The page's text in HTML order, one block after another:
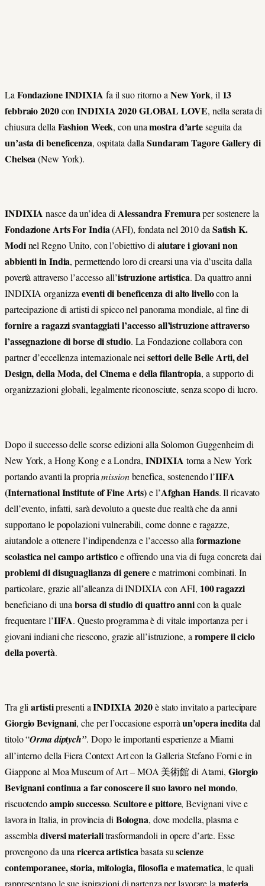
La Fondazione INDIXIA fa il suo ritorno a New York, il 13
febbraio 2020con INDIXIA 2020GLOBAL LOVE, nella serata di
chiusura della Fashion Week, con unamostra d’arteseguita da
un’asta di beneficenza, ospitata dallaSundaram Tagore Gallery di
Chelsea(New York).
INDIXIA nasce da un’idea diAlessandra Fremuraper sostenere la
Fondazione Arts For India(AFI), fondata nel 2010 daSatish K.
Modinel Regno Unito, con l’obiettivo diaiutare i giovani non
abbienti in India, permettendo loro di crearsi una via d’uscita dalla
povertà attraverso l’accesso all’istruzione artistica. Da quattro anni
INDIXIA organizzaeventi di beneficenza di alto livellocon la
partecipazione di artisti di spicco nel panorama mondiale, al fine di
fornire a ragazzi svantaggiati l’accesso all’istruzione attraverso
l’assegnazione di borse di studio. La Fondazione collabora con
partner d’eccellenza internazionale neisettori delle Belle Arti, del
Design, della Moda, del Cinema e della filantropia, a supporto di
organizzazioni globali, legalmente riconosciute, senza scopo di lucro.
Dopo il successo delle scorse edizioni alla Solomon Guggenheim di
New York, a Hong Kong e a Londra, INDIXIA torna a New York
portando avanti la propriamissionbenefica, sostenendo l’IIFA
(International Institute of Fine Arts)e l’Afghan Hands. Il ricavato
dell’evento, infatti, sarà devoluto a queste due realtà che da anni
supportano le popolazioni vulnerabili, come donne e ragazze,
aiutandole a ottenere l’indipendenza e l’accesso alla formazione
scolastica nel campo artisticoe offrendo una via di fuga concreta dai
problemi di disuguaglianza di generee matrimoni combinati. In
particolare, grazie all’alleanza di INDIXIA con AFI, 100 ragazzi
beneficiano di unaborsa di studio di quattro annicon la quale
frequentare l’IIFA. Questo programma è di vitale importanza per i
giovani indiani che riescono, grazie all’istruzione, a rompere il ciclo
della povertà.
Tra gliartistipresenti aINDIXIA 2020è stato invitato a partecipare
Giorgio Bevignani, che per l’occasione esporràun’opera inedita dal
titolo “Orma diptych”. Dopo le importanti esperienze a Miami
all’interno della Fiera Context Art con la Galleria Stefano Forni e in
Giappone al Moa Museum of Art – MOA 美術館 di Atami, Giorgio
Bevignani continua a far conoscere il suo lavoro nel mondo,
riscuotendoampio successo.Scultore e pittore, Bevignani vive e
lavora in Italia, in provincia di Bologna, dove modella, plasma e
assembladiversi materialitrasformandoli in opere d’arte. Esse
provengono da unaricerca artisticabasata suscienze
contemporanee, storia, mitologia, filosofia e matematica, le quali
rappresentano le sue ispirazioni di partenza per lavorare la